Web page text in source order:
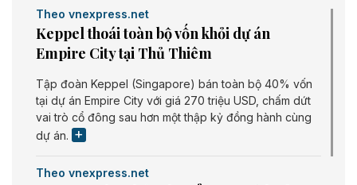
Theo vnexpress.net
Keppel thoái toàn bộ vốn khỏi dự án
Empire City tại Thủ Thiêm
Tập đoàn Keppel (Singapore) bán toàn bộ 40% vốn
tại dự án Empire City với giá 270 triệu USD, chấm dứt
vai trò cổ đông sau hơn một thập kỷ đồng hành cùng
dự án.
Theo vnexpress.net